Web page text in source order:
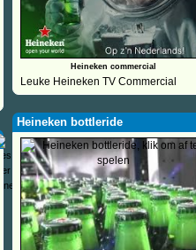
Heineken commercial
Leuke Heineken TV Commercial
Heineken bottleride